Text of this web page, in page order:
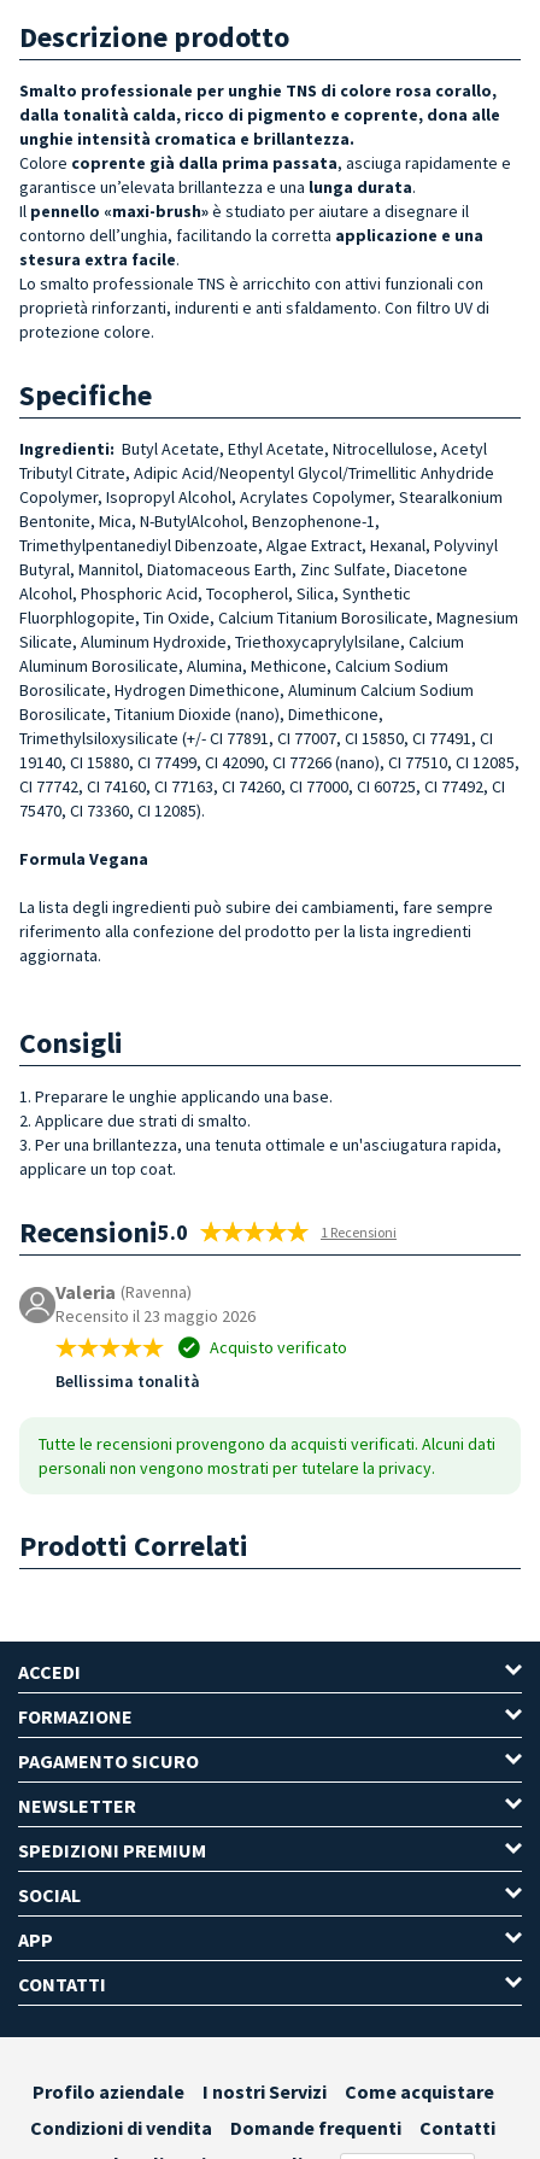
Descrizione prodotto
Smalto professionale per unghie TNS di colore rosa corallo,
dalla tonalità calda, ricco di pigmento e coprente, dona alle
unghie intensità cromatica e brillantezza.
Colore coprente già dalla prima passata, asciuga rapidamente e
garantisce un’elevata brillantezza e una lunga durata.
Il pennello «maxi-brush»è studiato per aiutare a disegnare il
contorno dell’unghia, facilitando la corretta applicazione e una
stesura extra facile.
Lo smalto professionale TNS è arricchito con attivi funzionali con
proprietà rinforzanti, indurenti e anti sfaldamento. Con filtro UV di
protezione colore.
Specifiche
Ingredienti: Butyl Acetate, Ethyl Acetate, Nitrocellulose, Acetyl
Tributyl Citrate, Adipic Acid/Neopentyl Glycol/Trimellitic Anhydride
Copolymer, Isopropyl Alcohol, Acrylates Copolymer, Stearalkonium
Bentonite, Mica, N-ButylAlcohol, Benzophenone-1,
Trimethylpentanediyl Dibenzoate, Algae Extract, Hexanal, Polyvinyl
Butyral, Mannitol, Diatomaceous Earth, Zinc Sulfate, Diacetone
Alcohol, Phosphoric Acid, Tocopherol, Silica, Synthetic
Fluorphlogopite, Tin Oxide, Calcium Titanium Borosilicate, Magnesium
Silicate, Aluminum Hydroxide, Triethoxycaprylylsilane, Calcium
Aluminum Borosilicate, Alumina, Methicone, Calcium Sodium
Borosilicate, Hydrogen Dimethicone, Aluminum Calcium Sodium
Borosilicate, Titanium Dioxide (nano), Dimethicone,
Trimethylsiloxysilicate (+/- CI 77891, CI 77007, CI 15850, CI 77491, CI
19140, CI 15880, CI 77499, CI 42090, CI 77266 (nano), CI 77510, CI 12085,
CI 77742, CI 74160, CI 77163, CI 74260, CI 77000, CI 60725, CI 77492, CI
75470, CI 73360, CI 12085).
Formula Vegana
La lista degli ingredienti può subire dei cambiamenti, fare sempre
riferimento alla confezione del prodotto per la lista ingredienti
aggiornata.
Consigli
1. Preparare le unghie applicando una base.
2. Applicare due strati di smalto.
3. Per una brillantezza, una tenuta ottimale e un'asciugatura rapida,
applicare un top coat.
Recensioni5.0 1 Recensioni
Valeria (Ravenna)
Recensito il 23 maggio 2026
Acquisto verificato
Bellissima tonalità
Tutte le recensioni provengono da acquisti verificati. Alcuni dati
personali non vengono mostrati per tutelare la privacy.
Prodotti Correlati
ACCEDI
FORMAZIONE
PAGAMENTO SICURO
NEWSLETTER
SPEDIZIONI PREMIUM
SOCIAL
APP
CONTATTI
Profilo aziendale I nostri Servizi
Come acquistare
Condizioni di vendita
Domande frequenti
Contatti